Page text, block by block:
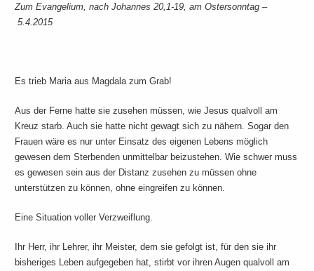
Zum Evangelium, nach Johannes 20,1-19, am Ostersonntag –
5.4.2015
Es trieb Maria aus Magdala zum Grab!
Aus der Ferne hatte sie zusehen müssen, wie Jesus qualvoll am
Kreuz starb. Auch sie hatte nicht gewagt sich zu nähern. Sogar den
Frauen wäre es nur unter Einsatz des eigenen Lebens möglich
gewesen dem Sterbenden unmittelbar beizustehen. Wie schwer muss
es gewesen sein aus der Distanz zusehen zu müssen ohne
unterstützen zu können, ohne eingreifen zu können.
Eine Situation voller Verzweiflung.
Ihr Herr, ihr Lehrer, ihr Meister, dem sie gefolgt ist, für den sie ihr
bisheriges Leben aufgegeben hat, stirbt vor ihren Augen qualvoll am